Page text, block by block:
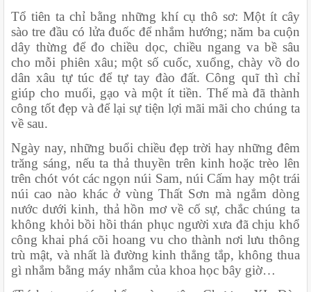
Tổ tiên ta chỉ bằng những khí cụ thô sơ: Một ít cây
sào tre đầu có lửa đuốc để nhắm hướng; năm ba cuộn
dây thừng để đo chiều dọc, chiều ngang va bề sâu
cho mỗi phiên xâu; một số cuốc, xuổng, chày vồ do
dân xâu tự túc để tự tay đào đất. Công quĩ thì chỉ
giúp cho muối, gạo và một ít tiền. Thế mà đã thành
công tốt đẹp và để lại sự tiện lợi mãi mãi cho chúng ta
về sau.
Ngày nay, những buổi chiều đẹp trời hay những đêm
trăng sáng, nếu ta thả thuyền trên kinh hoặc trèo lên
trên chót vót các ngọn núi Sam, núi Cấm hay một trái
núi cao nào khác ở vùng Thất Sơn mà ngắm dòng
nước dưới kinh, thả hồn mơ về cố sự, chắc chúng ta
không khỏi bồi hồi thán phục người xưa đã chịu khổ
công khai phá cõi hoang vu cho thành nơi lưu thông
trù mật, và nhất là đường kinh thẳng tắp, không thua
gì nhắm bằng máy nhắm của khoa học bây giờ…